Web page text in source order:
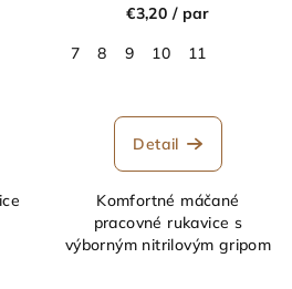
€3,20 / par
7
8 9 10 11
Detail
Komfortné máčané
pracovné rukavice s
výborným nitrilovým gripom